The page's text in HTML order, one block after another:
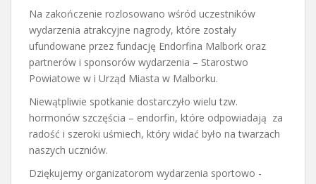
Na zakończenie rozlosowano wśród uczestników
wydarzenia atrakcyjne nagrody, które zostały
ufundowane przez fundację Endorfina Malbork oraz
partnerów i sponsorów wydarzenia – Starostwo
Powiatowe w i Urząd Miasta w Malborku.
Niewątpliwie spotkanie dostarczyło wielu tzw.
hormonów szczęścia – endorfin, które odpowiadają za
radość i szeroki uśmiech, który widać było na twarzach
naszych uczniów.
Dziękujemy organizatorom wydarzenia sportowo -